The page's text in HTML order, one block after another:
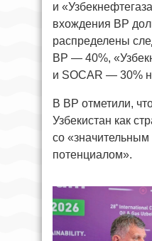
и
вхождения BP
распределены
BP — 40%,
и SOCAR — 30%
В BP отметили,
Узбекистан как
со
потенциалом».